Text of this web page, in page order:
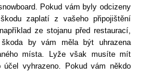
Pokud vám byly odcizeny
zaplatí z vašeho připojištění
ze stojanu před restaurací,
by vám měla být uhrazena
místa. Lyže však musíte mít
vyhrazeno. Pokud vám někdo